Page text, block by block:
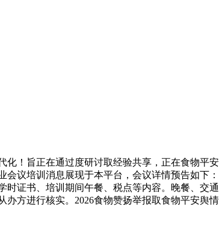
旨正在通过度研讨取经验共享，正在食物平
议培训消息展现于本平台，会议详情预告如下
证书、培训期间午餐、税点等内容。晚餐、交
方进行核实。2026食物赞扬举报取食物平安舆